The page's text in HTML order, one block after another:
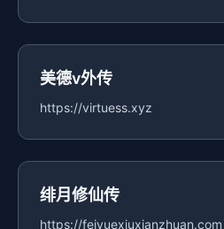
美德v外传
https://virtuess.xyz
绯月修仙传
https://feiyuexiuxianzhuan.com